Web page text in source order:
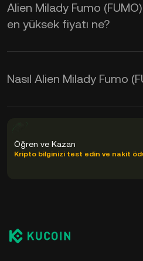
Alien Milady Fumo
en yüksek fiyatı ne?
Nasıl Alien Milady Fumo
Öğren ve Kazan
Kripto bilginizi test edin ve nakit